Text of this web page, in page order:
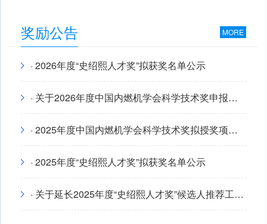
奖励公告 MORE
· 2026年度“史绍熙人才奖”拟获奖名单公示
· 关于2026年度中国内燃机学会科学技术奖申报提名工作的通知
· 2025年度中国内燃机学会科学技术奖拟授奖项目公示
· 2025年度“史绍熙人才奖”拟获奖名单公示
· 关于延长2025年度“史绍熙人才奖”候选人推荐工作期限的通知